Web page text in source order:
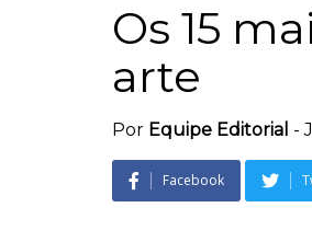
Os 15
arte
Por Equipe Editorial -
Facebook